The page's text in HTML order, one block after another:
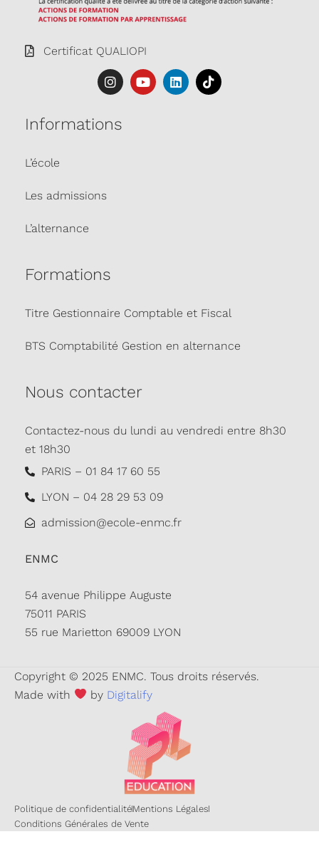
Certificat QUALIOPI
Informations
L’école
Les admissions
L’alternance
Formations
Titre Gestionnaire Comptable et Fiscal
BTS Comptabilité Gestion en alternance
Nous contacter
Contactez-nous du lundi au vendredi entre 8h30
et 18h30
PARIS – 01 84 17 60 55
LYON – 04 28 29 53 09
admission@ecole-enmc.fr
ENMC
54 avenue Philippe Auguste
75011 PARIS
55 rue Marietton 69009 LYON
Copyright © 2025 ENMC. Tous droits réservés.
Made with
by Digitalify
Politique de confidentialitéMentions Légales
Conditions Générales de Vente